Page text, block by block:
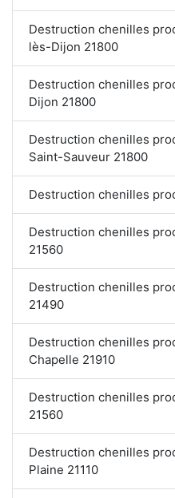
Destruction chenilles
lès-Dijon 21800
Destruction chenilles
Dijon 21800
Destruction chenilles
Saint-Sauveur 21800
Destruction chenilles
Destruction chenilles
21560
Destruction chenilles
21490
Destruction chenilles
Chapelle 21910
Destruction chenilles
21560
Destruction chenilles
Plaine 21110